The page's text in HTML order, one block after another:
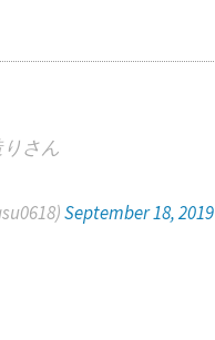
さん
September 18, 2019